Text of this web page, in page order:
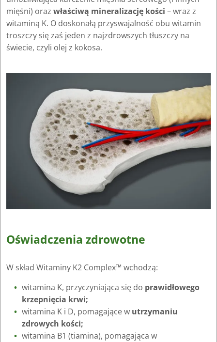
mięśni) oraz właściwą mineralizację kości – wraz z
witaminą K. O doskonałą przyswajalność obu witamin
troszczy się zaś jeden z najzdrowszych tłuszczy na
świecie, czyli olej z kokosa.
Oświadczenia zdrowotne
W skład Witaminy K2 Complex™ wchodzą:
witamina K, przyczyniająca się do prawidłowego
krzepnięcia krwi;
witamina K i D, pomagające w utrzymaniu
zdrowych kości;
witamina B1 (tiamina), pomagająca w